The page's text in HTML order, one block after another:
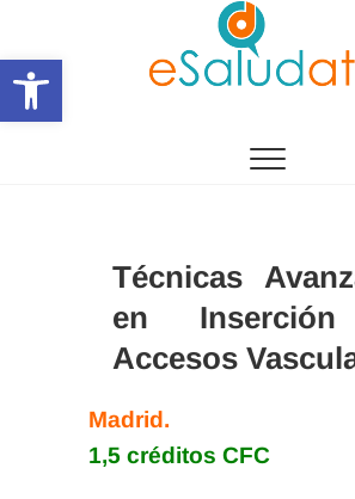
Abrir barra de
contenido
Técnicas
en
Accesos
Madrid.
1,5 créditos CFC